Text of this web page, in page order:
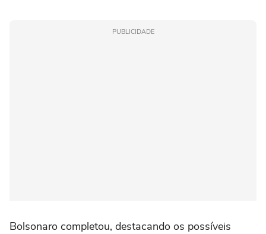
PUBLICIDADE
Bolsonaro completou, destacando os possíveis